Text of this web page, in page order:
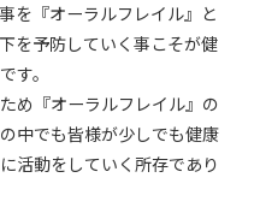
を『オーラルフレイル』と
を予防していく事こそが健
す。
め『オーラルフレイル』の
中でも皆様が少しでも健康
活動をしていく所存であり